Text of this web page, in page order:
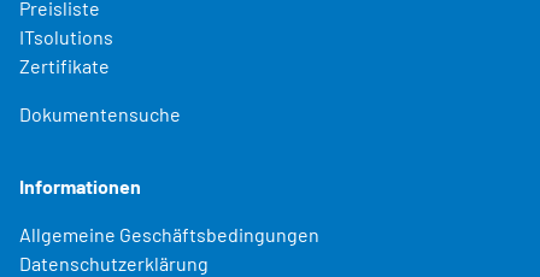
Preisliste
ITsolutions
Zertifikate
Dokumentensuche
Informationen
Allgemeine Geschäftsbedingungen
Datenschutzerklärung